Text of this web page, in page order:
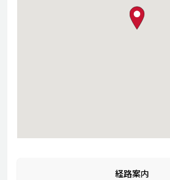
map pin
経路案内